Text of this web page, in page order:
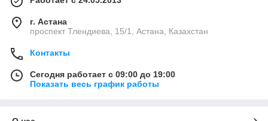
г. Астана
проспект Тлендиева, 15/1, Астана, Казахстан
Контакты
Сегодня работает с 09:00 до 19:00
Показать весь график работы